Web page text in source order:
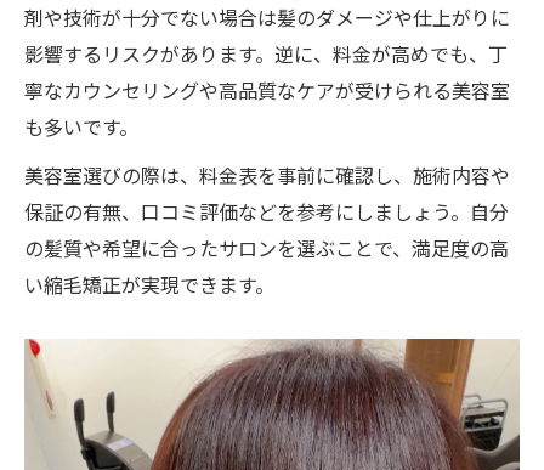
剤や技術が十分でない場合は髪のダメージや仕上がりに
影響するリスクがあります。逆に、料金が高めでも、丁
寧なカウンセリングや高品質なケアが受けられる美容室
も多いです。
美容室選びの際は、料金表を事前に確認し、施術内容や
保証の有無、口コミ評価などを参考にしましょう。自分
の髪質や希望に合ったサロンを選ぶことで、満足度の高
い縮毛矯正が実現できます。